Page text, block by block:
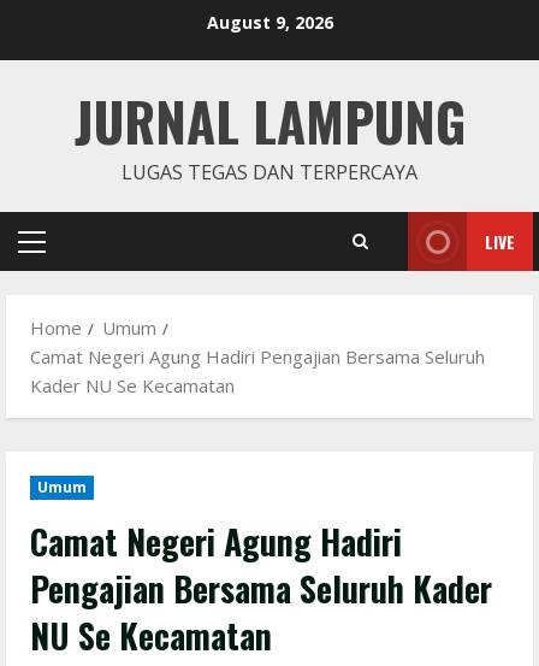
August 9, 2026
JURNAL LAMPUNG
LUGAS TEGAS DAN TERPERCAYA
Primary
LIVE
Home
Umum
Camat Negeri Agung Hadiri Pengajian Bersama Seluruh
Kader NU Se Kecamatan
Umum
Camat Negeri Agung Hadiri
Pengajian Bersama Seluruh Kader
NU Se Kecamatan